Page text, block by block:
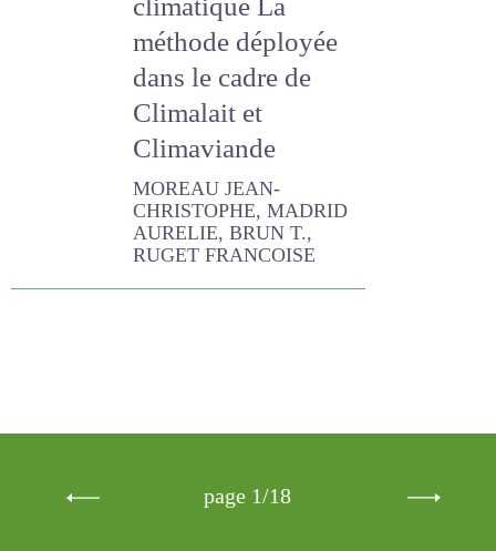
MOREAU JEAN-
CHRISTOPHE, MADRID
AURELIE, BRUN T., RUGET
FRANCOISE